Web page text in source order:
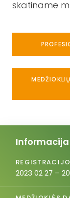
skatiname
Informacija
2023 02 27 –